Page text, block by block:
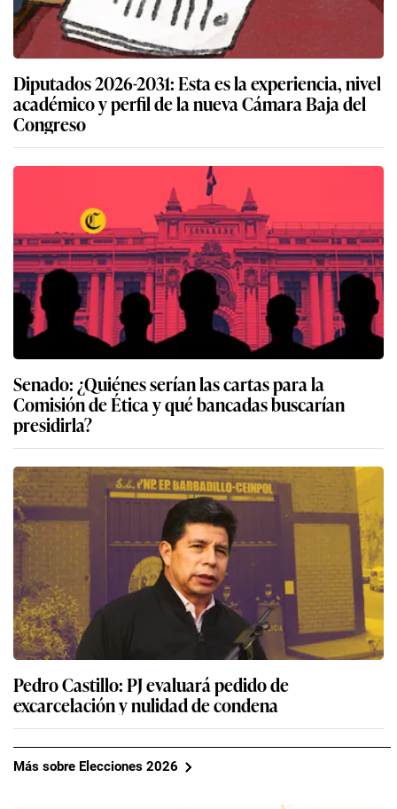
Diputados 2026-2031: Esta es la experiencia, nivel
académico y perfil de la nueva Cámara Baja del
Congreso
Senado: ¿Quiénes serían las cartas para la
Comisión de Ética y qué bancadas buscarían
presidirla?
Pedro Castillo: PJ evaluará pedido de
excarcelación y nulidad de condena
Más sobre Elecciones 2026